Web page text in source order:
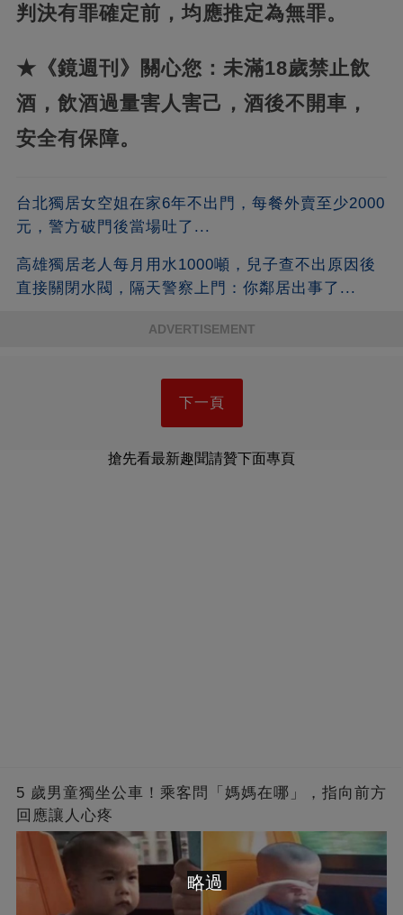
判決有罪確定前，均應推定為無罪。
★《鏡週刊》關心您：未滿18歲禁止飲
酒，飲酒過量害人害己，酒後不開車，
安全有保障。
台北獨居女空姐在家6年不出門，每餐外賣至少2000
元，警方破門後當場吐了...
高雄獨居老人每月用水1000噸，兒子查不出原因後
直接關閉水閥，隔天警察上門：你鄰居出事了...
ADVERTISEMENT
下一頁
搶先看最新趣聞請贊下面專頁
5 歲男童獨坐公車！乘客問「媽媽在哪」，指向前方
回應讓人心疼
略過